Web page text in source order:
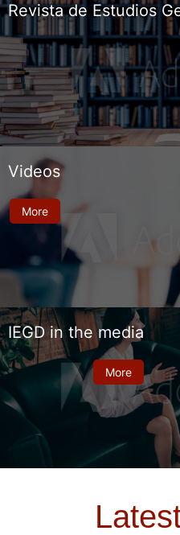
Revista de Estudios
Videos
More
IEGD in the media
More